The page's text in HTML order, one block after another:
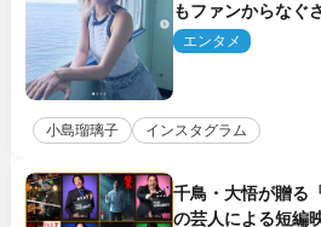
もファンからなぐ
に！」
エンタメ
小島瑠璃子 インスタグラム
千鳥・大悟が贈る
の芸人による短編